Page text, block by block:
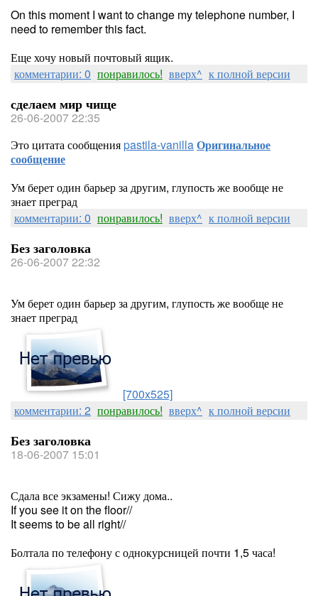
On this moment I want to change my telephone number, I
need to remember this fact.
Еще хочу новый почтовый ящик.
комментарии: 0 понравилось! вверх^ к полной версии
сделаем мир чище
26-06-2007 22:35
Это цитата сообщенияpastila-vanillaОригинальное
сообщение
Ум берет один барьер за другим, глупость же вообще не
знает преград
комментарии: 0 понравилось! вверх^ к полной версии
Без заголовка
26-06-2007 22:32
Ум берет один барьер за другим, глупость же вообще не
знает преград
[700x525]
комментарии: 2 понравилось! вверх^ к полной версии
Без заголовка
18-06-2007 15:01
Сдала все экзамены! Сижу дома..
If you see it on the floor//
It seems to be all right//
Болтала по телефону с однокурсницей почти 1,5 часа!